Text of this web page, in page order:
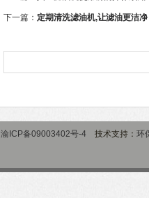
下一篇： 定期清洗滤油机,让滤油更洁净
渝ICP备09003402号-4 技术支持： 环